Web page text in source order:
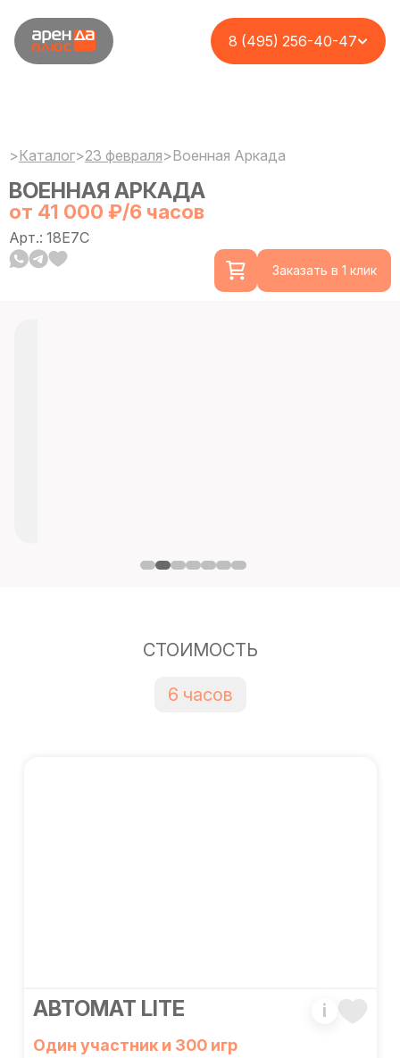
8 (495) 256-40-47
>Каталог>23 февраля>Военная Аркада
ВОЕННАЯ АРКАДА
от 41 000 ₽/6 часов
Арт.: 18E7C
Заказать в 1 клик
СТОИМОСТЬ
6 часов
АВТОМАТ LITE i
Один участник и 300 игр